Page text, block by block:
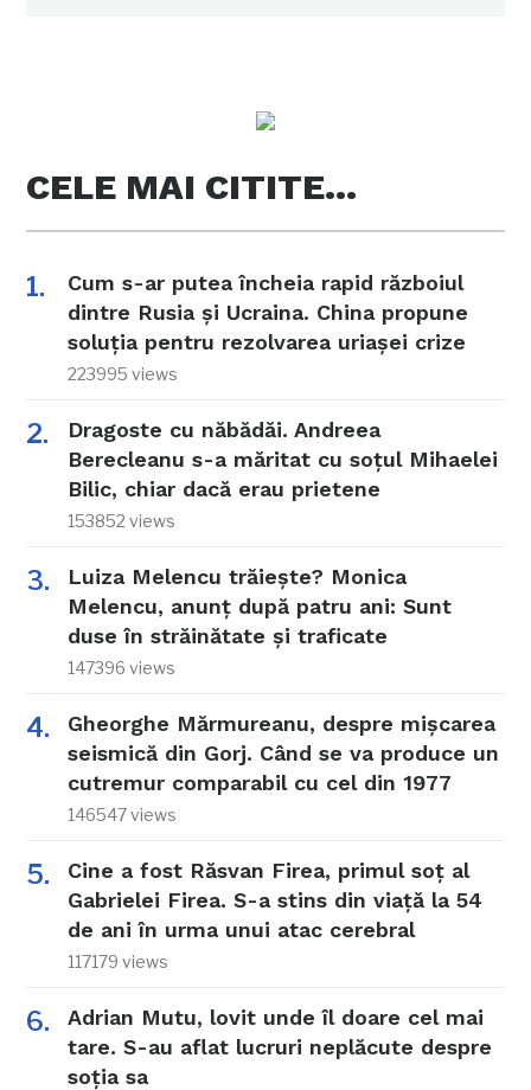
CELE MAI CITITE…
Cum s-ar putea încheia rapid războiul
dintre Rusia și Ucraina. China propune
soluția pentru rezolvarea uriașei crize
223995 views
Dragoste cu năbădăi. Andreea
Berecleanu s-a măritat cu soțul Mihaelei
Bilic, chiar dacă erau prietene
153852 views
Luiza Melencu trăiește? Monica
Melencu, anunț după patru ani: Sunt
duse în străinătate și traficate
147396 views
Gheorghe Mărmureanu, despre mișcarea
seismică din Gorj. Când se va produce un
cutremur comparabil cu cel din 1977
146547 views
Cine a fost Răsvan Firea, primul soț al
Gabrielei Firea. S-a stins din viață la 54
de ani în urma unui atac cerebral
117179 views
Adrian Mutu, lovit unde îl doare cel mai
tare. S-au aflat lucruri neplăcute despre
soția sa